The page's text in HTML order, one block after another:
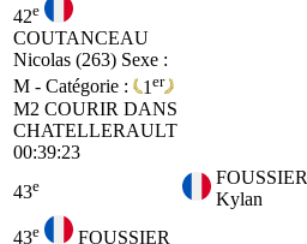
42e
COUTANCEAU
Nicolas (263) Sexe :
M - Catégorie :
1 er
M2 COURIR DANS
CHATELLERAULT
00:39:23
43e
FOUSSIER
Kylan
43e
FOUSSIER